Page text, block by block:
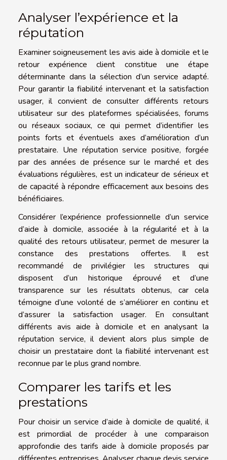
Analyser l’expérience et la
réputation
Examiner soigneusement les avis aide à domicile et le
retour expérience client constitue une étape
déterminante dans la sélection d’un service adapté.
Pour garantir la fiabilité intervenant et la satisfaction
usager, il convient de consulter différents retours
utilisateur sur des plateformes spécialisées, forums
ou réseaux sociaux, ce qui permet d’identifier les
points forts et éventuels axes d’amélioration d’un
prestataire. Une réputation service positive, forgée
par des années de présence sur le marché et des
évaluations régulières, est un indicateur de sérieux et
de capacité à répondre efficacement aux besoins des
bénéficiaires.
Considérer l’expérience professionnelle d’un service
d’aide à domicile, associée à la régularité et à la
qualité des retours utilisateur, permet de mesurer la
constance des prestations offertes. Il est
recommandé de privilégier les structures qui
disposent d’un historique éprouvé et d’une
transparence sur les résultats obtenus, car cela
témoigne d’une volonté de s’améliorer en continu et
d’assurer la satisfaction usager. En consultant
différents avis aide à domicile et en analysant la
réputation service, il devient alors plus simple de
choisir un prestataire dont la fiabilité intervenant est
reconnue par le plus grand nombre.
Comparer les tarifs et les
prestations
Pour choisir un service d’aide à domicile de qualité, il
est primordial de procéder à une comparaison
approfondie des tarifs aide à domicile proposés par